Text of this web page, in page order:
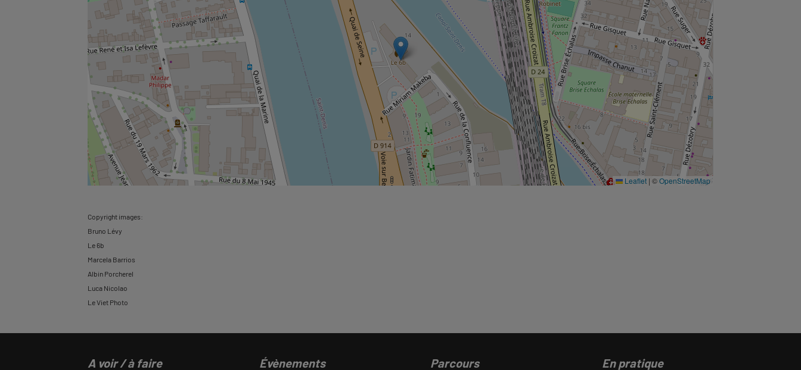
Leaflet | ©OpenStreetMap
Copyright images:
Bruno Lévy
Le 6b
Marcela Barrios
Albin Porcherel
Luca Nicolao
Le Viet Photo
A voir / à faire Évènements Parcours En pratique